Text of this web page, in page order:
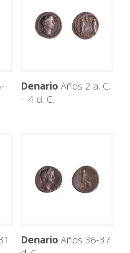
Denario Años 2 a. C.
– 4 d. C.
Denario Años 36-37